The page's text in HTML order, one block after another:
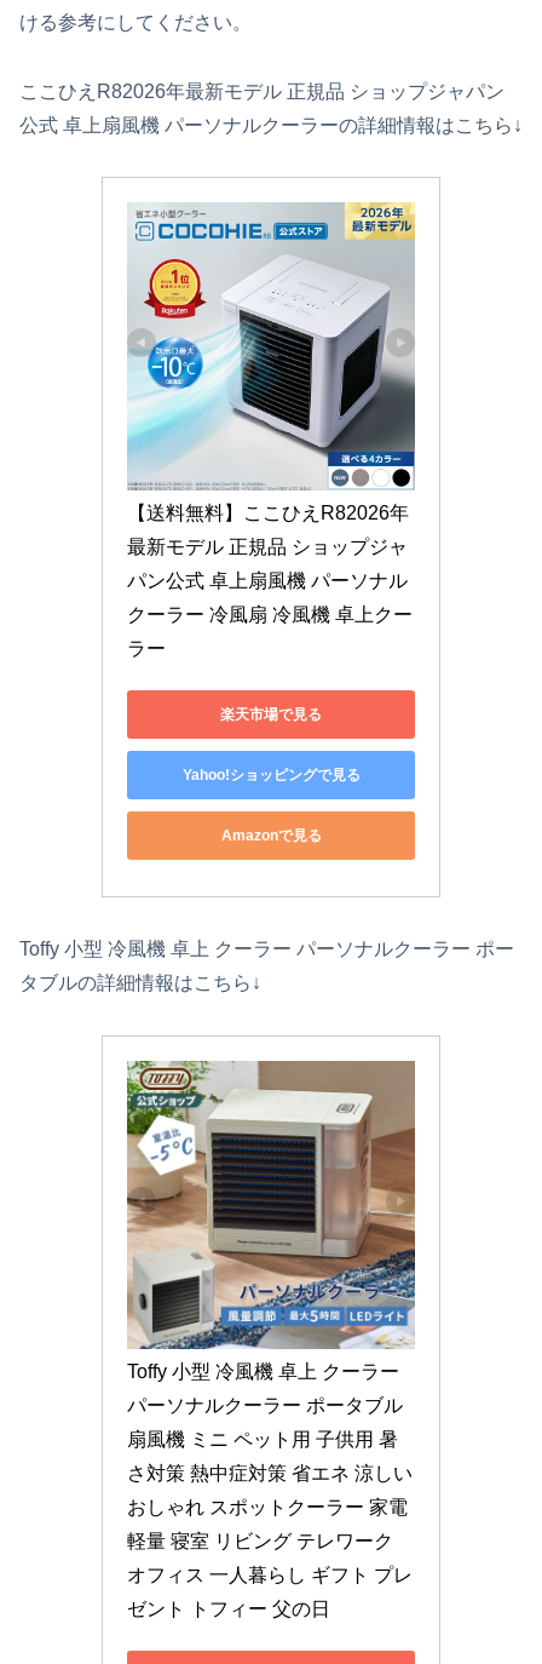
ける参考にしてください。
ここひえR82026年最新モデル 正規品 ショップジャパン
公式 卓上扇風機 パーソナルクーラーの詳細情報はこちら↓
【送料無料】ここひえR82026年
最新モデル 正規品 ショップジャ
パン公式 卓上扇風機 パーソナル
クーラー 冷風扇 冷風機 卓上クー
ラー
楽天市場で見る
Yahoo!ショッピングで見る
Amazonで見る
Toffy 小型 冷風機 卓上 クーラー パーソナルクーラー ポー
タブルの詳細情報はこちら↓
Toffy 小型 冷風機 卓上 クーラー
パーソナルクーラー ポータブル
扇風機 ミニ ペット用 子供用 暑
さ対策 熱中症対策 省エネ 涼しい
おしゃれ スポットクーラー 家電
軽量 寝室 リビング テレワーク
オフィス 一人暮らし ギフト プレ
ゼント トフィー 父の日